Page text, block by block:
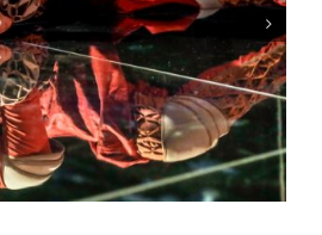
circo y Diplomado de Escenotecnia 2025